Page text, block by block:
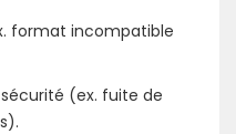
format incompatible
(ex. fuite de